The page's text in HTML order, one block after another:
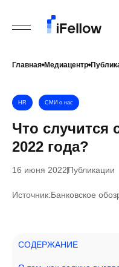
Главная Медиацентр
Что случится
2022 года?
HR СМИ о нас
16 июня 2022Публикации
Источник:Банковское
СОДЕРЖАНИЕ